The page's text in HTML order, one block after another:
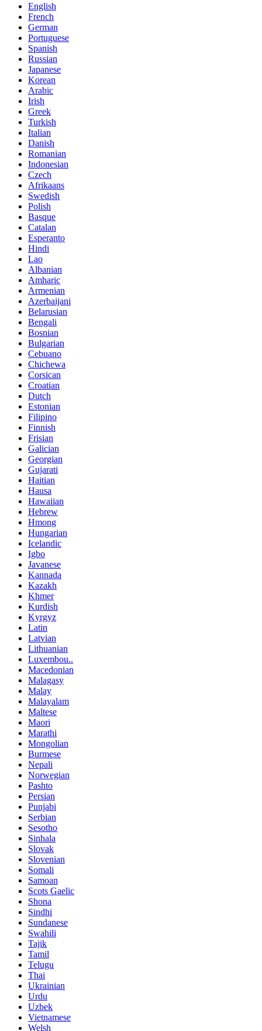
English
French
German
Portuguese
Spanish
Russian
Japanese
Korean
Arabic
Irish
Greek
Turkish
Italian
Danish
Romanian
Indonesian
Czech
Afrikaans
Swedish
Polish
Basque
Catalan
Esperanto
Hindi
Lao
Albanian
Amharic
Armenian
Azerbaijani
Belarusian
Bengali
Bosnian
Bulgarian
Cebuano
Chichewa
Corsican
Croatian
Dutch
Estonian
Filipino
Finnish
Frisian
Galician
Georgian
Gujarati
Haitian
Hausa
Hawaiian
Hebrew
Hmong
Hungarian
Icelandic
Igbo
Javanese
Kannada
Kazakh
Khmer
Kurdish
Kyrgyz
Latin
Latvian
Lithuanian
Luxembou..
Macedonian
Malagasy
Malay
Malayalam
Maltese
Maori
Marathi
Mongolian
Burmese
Nepali
Norwegian
Pashto
Persian
Punjabi
Serbian
Sesotho
Sinhala
Slovak
Slovenian
Somali
Samoan
Scots Gaelic
Shona
Sindhi
Sundanese
Swahili
Tajik
Tamil
Telugu
Thai
Ukrainian
Urdu
Uzbek
Vietnamese
Welsh